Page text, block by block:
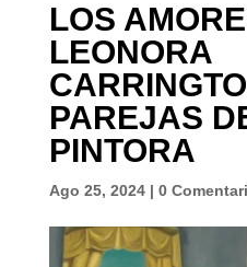
LOS
LEONORA
PAREJAS
PINTORA
Ago 25, 2024| 0